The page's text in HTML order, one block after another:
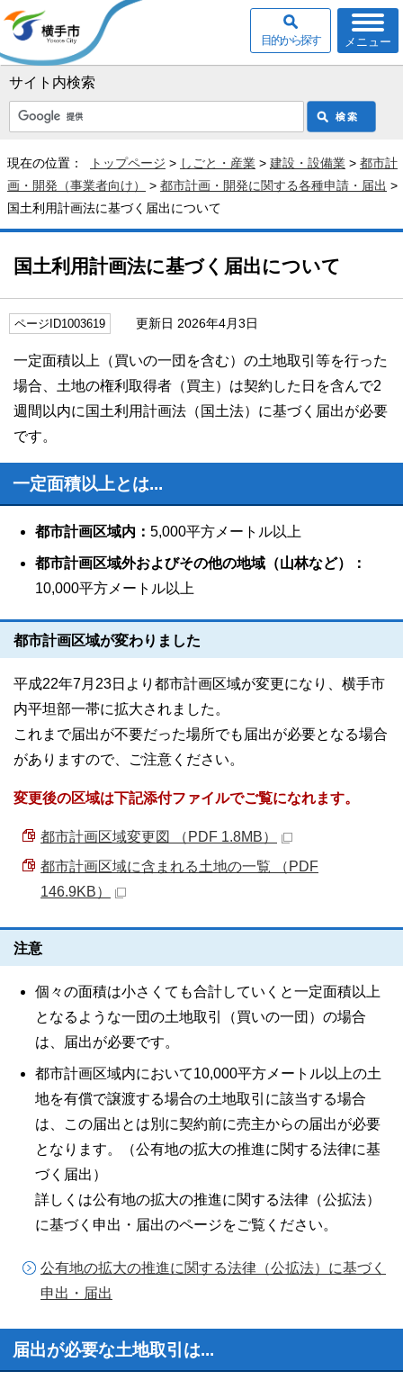
サイト内検索
メニュー
目的から探す
現在の位置： トップページ > しごと・産業 > 建設・設備業 > 都市計
画・開発（事業者向け）
> 都市計画・開発に関する各種申請・届出 >
国土利用計画法に基づく届出について
国土利用計画法に基づく届出について
ページID1003619 更新日 2026年4月3日
一定面積以上（買いの一団を含む）の土地取引等を行った
場合、土地の権利取得者（買主）は契約した日を含んで2
週間以内に国土利用計画法（国土法）に基づく届出が必要
です。
一定面積以上とは...
都市計画区域内： 5,000平方メートル以上
都市計画区域外およびその他の地域（山林など）：
10,000平方メートル以上
都市計画区域が変わりました
平成22年7月23日より都市計画区域が変更になり、横手市
内平坦部一帯に拡大されました。
これまで届出が不要だった場所でも届出が必要となる場合
がありますので、ご注意ください。
変更後の区域は下記添付ファイルでご覧になれます。
都市計画区域変更図 （PDF 1.8MB）
都市計画区域に含まれる土地の一覧 （PDF
146.9KB）
注意
個々の面積は小さくても合計していくと一定面積以上
となるような一団の土地取引（買いの一団）の場合
は、届出が必要です。
都市計画区域内において10,000平方メートル以上の土
地を有償で譲渡する場合の土地取引に該当する場合
は、この届出とは別に契約前に売主からの届出が必要
となります。（公有地の拡大の推進に関する法律に基
づく届出）
詳しくは公有地の拡大の推進に関する法律（公拡法）
に基づく申出・届出のページをご覧ください。
公有地の拡大の推進に関する法律（公拡法）に基づく
申出・届出
届出が必要な土地取引は...